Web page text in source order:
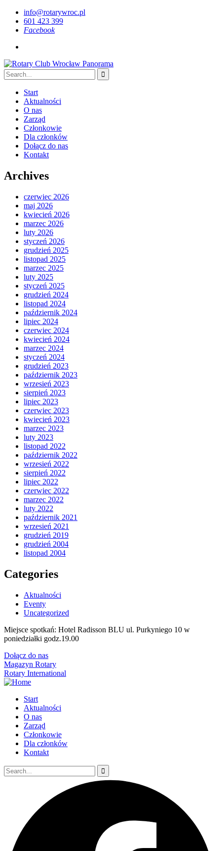
info@rotarywroc.pl
601 423 399
Facebook
Start
Aktualności
O nas
Zarząd
Członkowie
Dla członków
Dołącz do nas
Kontakt
Archives
czerwiec 2026
maj 2026
kwiecień 2026
marzec 2026
luty 2026
styczeń 2026
grudzień 2025
listopad 2025
marzec 2025
luty 2025
styczeń 2025
grudzień 2024
listopad 2024
październik 2024
lipiec 2024
czerwiec 2024
kwiecień 2024
marzec 2024
styczeń 2024
grudzień 2023
październik 2023
wrzesień 2023
sierpień 2023
lipiec 2023
czerwiec 2023
kwiecień 2023
marzec 2023
luty 2023
listopad 2022
październik 2022
wrzesień 2022
sierpień 2022
lipiec 2022
czerwiec 2022
marzec 2022
luty 2022
październik 2021
wrzesień 2021
grudzień 2019
grudzień 2004
listopad 2004
Categories
Aktualności
Eventy
Uncategorized
Miejsce spotkań: Hotel Radisson BLU ul. Purkyniego 10 w
poniedziałki godz.19.00
Dołącz do nas
Magazyn Rotary
Rotary International
Start
Aktualności
O nas
Zarząd
Członkowie
Dla członków
Kontakt